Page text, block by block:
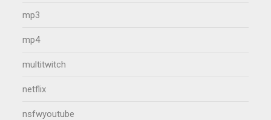
mp3
mp4
multitwitch
netflix
nsfwyoutube